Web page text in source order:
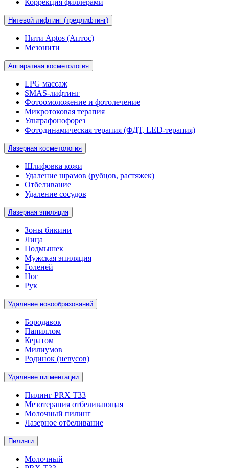
Коррекция филлерами
Нитевой лифтинг (тредлифтинг)
Нити Aptos (Аптос)
Мезонити
Аппаратная косметология
LPG массаж
SMAS-лифтинг
Фотоомоложение и фотолечение
Микротоковая терапия
Ультрафонофорез
Фотодинамическая терапия (ФДТ, LED-терапия)
Лазерная косметология
Шлифовка кожи
Удаление шрамов (рубцов, растяжек)
Отбеливание
Удаление сосудов
Лазерная эпиляция
Зоны бикини
Лица
Подмышек
Мужская эпиляция
Голеней
Ног
Рук
Удаление новообразований
Бородавок
Папиллом
Кератом
Милиумов
Родинок (невусов)
Удаление пигментации
Пилинг PRX T33
Мезотерапия отбеливающая
Молочный пилинг
Лазерное отбеливание
Пилинги
Молочный